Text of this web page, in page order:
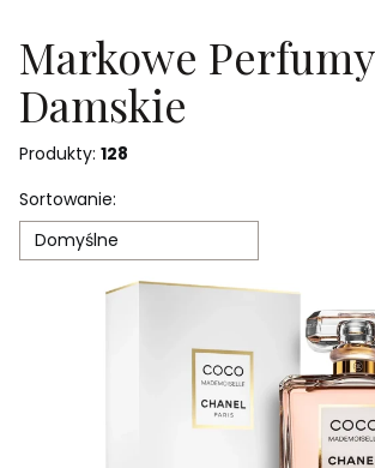
Markowe Perfumy
Damskie
Produkty: 128
Lista produktów
Sortowanie:
Domyślne